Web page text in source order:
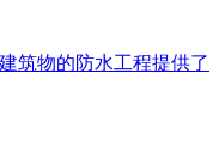
筑物的防水工程提供了